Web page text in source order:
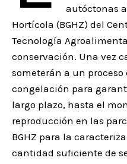
autóctonas
Hortícola (BGHZ) del
Tecnología
conservación. Una vez
someterán a un
congelación para
largo plazo, hasta el
reproducción en las
BGHZ para la
cantidad suficiente de